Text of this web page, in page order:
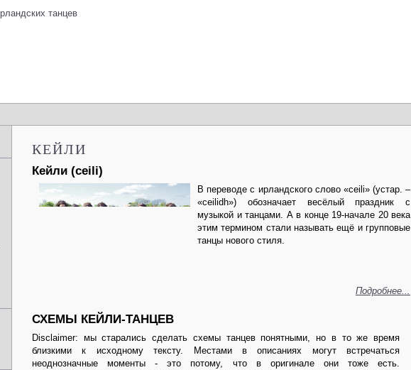
КЕЙЛИ
Кейли (ceili)
В переводе с ирландского слово «ceili» (устар. –
«ceilidh») обозначает весёлый праздник с
музыкой и танцами. А в конце 19-начале 20 века
этим термином стали называть ещё и групповые
танцы нового стиля.
Подробнее...
СХЕМЫ КЕЙЛИ-ТАНЦЕВ
Disclaimer: мы старались сделать схемы танцев понятными, но в то же время
близкими к исходному тексту. Местами в описаниях могут встречаться
неоднозначные моменты - это потому, что в оригинале они тоже есть.